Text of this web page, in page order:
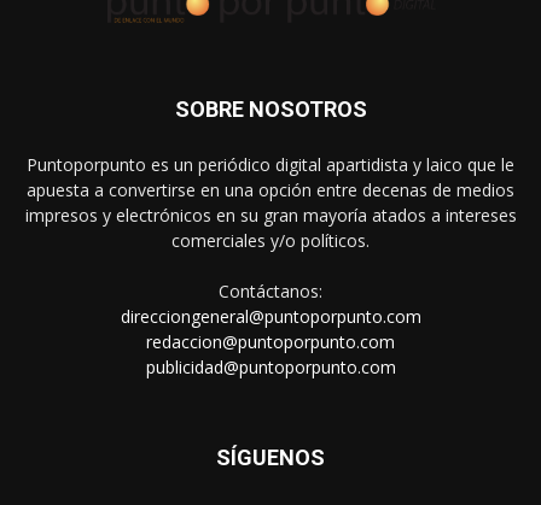
SOBRE NOSOTROS
Puntoporpunto es un periódico digital apartidista y laico que le
apuesta a convertirse en una opción entre decenas de medios
impresos y electrónicos en su gran mayoría atados a intereses
comerciales y/o políticos.
Contáctanos:
direcciongeneral@puntoporpunto.com
redaccion@puntoporpunto.com
publicidad@puntoporpunto.com
SÍGUENOS